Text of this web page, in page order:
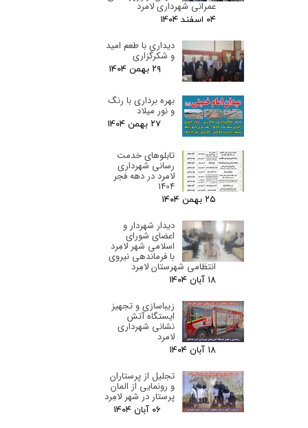
عمرانی شهرداری لامرد
۰۴ اسفند ۰۴
دیداری با طعم امید
و شکرگزاری
۲۹ بهمن ۰۴
بهره برداری با رنگ
و نور میلاد
۲۷ بهمن ۰۴
تابلوهای خدمت
رسانی شهرداری
لامرد در دهه فجر
1404
۲۵ بهمن ۰۴
دیدار شهردار و
اعضای شورای
اسلامی شهر لامِرد
با فرماندهی نیروی
انتظامی شهرستان لامِرد
۱۸ آبان ۰۴
زیباسازی و تجهیز
ایستگاه آتش
نشانی شهرداری
لامرد
۱۸ آبان ۰۴
تجلیل از پرستاران
و رونمایی از المان
پرستار در شهر لامِرد
۰۶ آبان ۰۴